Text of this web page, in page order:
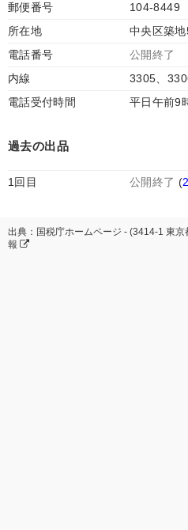
郵便番号
104-8449
所在地
中央区築
電話番号
公開終了
内線
3305、
電話受付時間
平日午前9
過去の出品
1回目 公開終了 (
出典：国税庁ホームページ - (3414-1 東
報